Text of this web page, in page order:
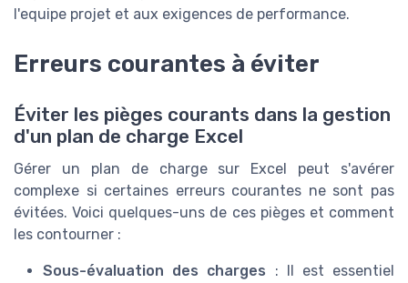
l'equipe projet et aux exigences de performance.
Erreurs courantes à éviter
Éviter les pièges courants dans la gestion
d'un plan de charge Excel
Gérer un plan de charge sur Excel peut s'avérer
complexe si certaines erreurs courantes ne sont pas
évitées. Voici quelques-uns de ces pièges et comment
les contourner :
Sous-évaluation des charges : Il est essentiel